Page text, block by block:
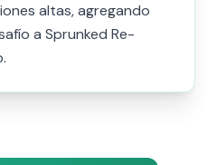
altas, agregando
a Sprunked Re-